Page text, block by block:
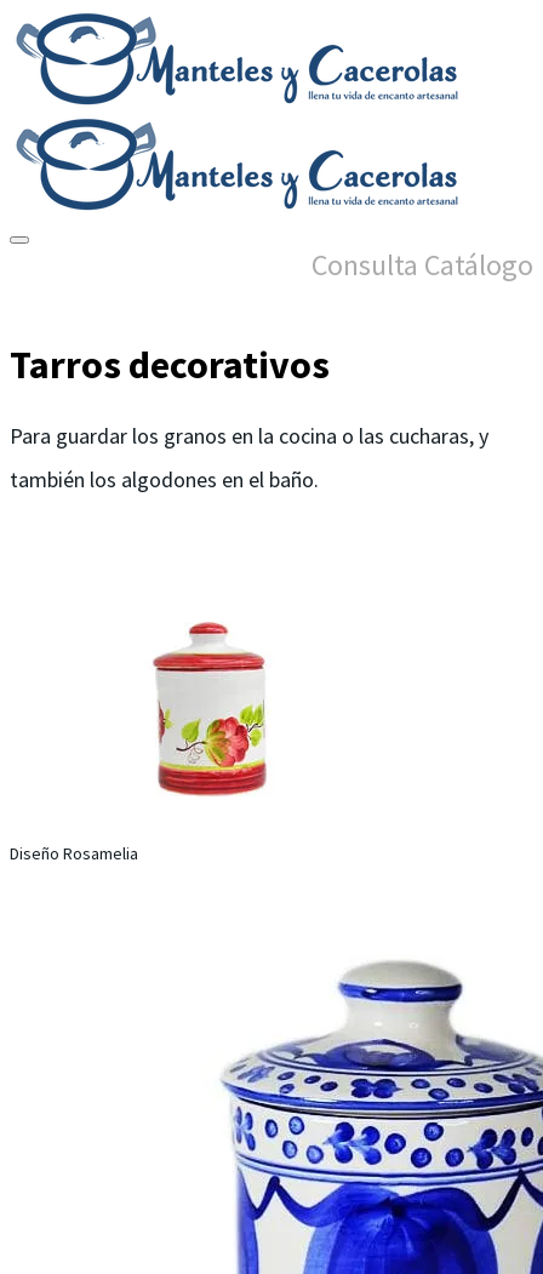
Consulta Catálogo
Tarros decorativos
Para guardar los granos en la cocina o las cucharas, y
también los algodones en el baño.
Diseño Rosamelia